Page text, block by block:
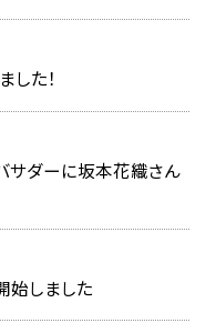
た！
サダーに坂本花織さん
始しました